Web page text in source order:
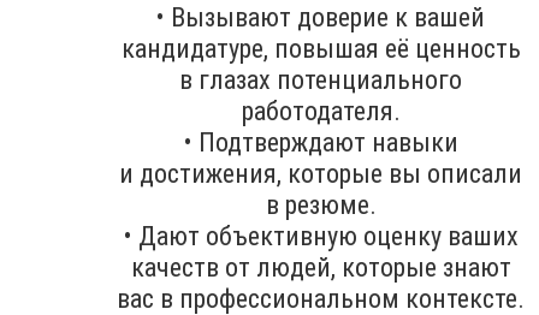
• Вызывают доверие к вашей
кандидатуре, повышая её ценность
в глазах потенциального
работодателя.
• Подтверждают навыки
и достижения, которые вы описали
в резюме.
• Дают объективную оценку ваших
качеств от людей, которые знают
вас в профессиональном контексте.